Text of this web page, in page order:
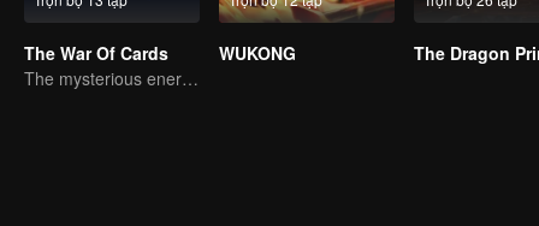
The War Of Cards
The mysterious energy from cards caused a war, how did Chen Mu handle it?
WUKONG The Dragon